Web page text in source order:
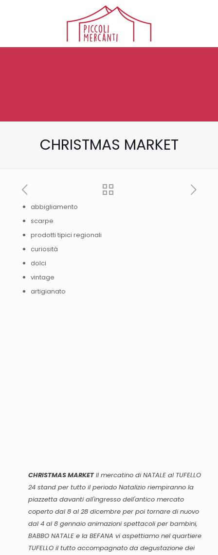
CHRISTMAS MARKET
abbigliamento
scarpe
prodotti tipici regionali
curiosità
dolci
vintage
artigianato
CHRISTMAS MARKETIl mercatino di NATALE al TUFELLO
24 stand per tutto il periodo Natalizio riempiranno la
piazzetta davanti all'ingresso dell'antico mercato
coperto dal 8 al 28 dicembre per poi tornare di nuovo
dal 4 al 8 gennaio animazioni spettacoli per bambini,
BABBO NATALE e la BEFANA vi aspettiamo nel quartiere
TUFELLO il tutto accompagnato da degustazione dei